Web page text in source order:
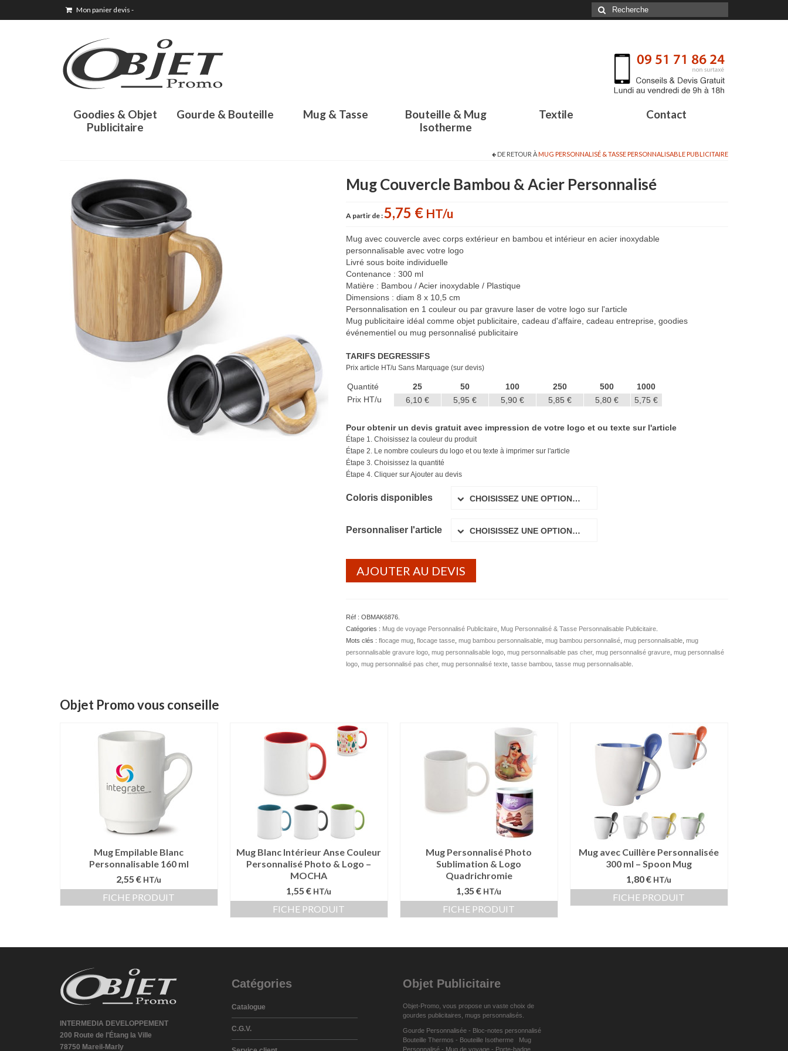
Mon panier devis -
Goodies & Objet
Publicitaire
Gourde & Bouteille Mug & Tasse
Bouteille & Mug
Isotherme
Textile Contact
DE RETOUR ÀMUG PERSONNALISÉ & TASSE PERSONNALISABLE PUBLICITAIRE
Mug Couvercle Bambou & Acier Personnalisé
A partir de :5,75 € HT/u
Mug avec couvercle avec corps extérieur en bambou et intérieur en acier inoxydable
personnalisable avec votre logo
Livré sous boite individuelle
Contenance : 300 ml
Matière : Bambou / Acier inoxydable / Plastique
Dimensions : diam 8 x 10,5 cm
Personnalisation en 1 couleur ou par gravure laser de votre logo sur l'article
Mug publicitaire idéal comme objet publicitaire, cadeau d'affaire, cadeau entreprise, goodies
événementiel ou mug personnalisé publicitaire
TARIFS DEGRESSIFS
Prix article HT/u Sans Marquage (sur devis)
Quantité 25 50 100 250 500
1000
Prix HT/u
6,10 € 5,95 € 5,90 € 5,85 € 5,80 € 5,75 €
Pour obtenir un devis gratuit avec impression de votre logo et ou texte sur l'article
Étape 1. Choisissez la couleur du produit
Étape 2. Le nombre couleurs du logo et ou texte à imprimer sur l'article
Étape 3. Choisissez la quantité
Étape 4. Cliquer sur Ajouter au devis
Coloris disponibles CHOISISSEZ UNE OPTION…
Personnaliser l'article CHOISISSEZ UNE OPTION…
AJOUTER AU DEVIS
Réf : OBMAK6876.
Catégories : Mug de voyage Personnalisé Publicitaire, Mug Personnalisé & Tasse Personnalisable Publicitaire.
Mots clés : flocage mug, flocage tasse, mug bambou personnalisable, mug bambou personnalisé, mug personnalisable, mug
personnalisable gravure logo, mug personnalisable logo, mug personnalisable pas cher, mug personnalisé gravure, mug personnalisé
logo, mug personnalisé pas cher, mug personnalisé texte, tasse bambou, tasse mug personnalisable.
Objet Promo vous conseille
Mug Empilable Blanc
Personnalisable 160 ml
2,55 € HT/u
FICHE PRODUIT
Mug Blanc Intérieur Anse Couleur
Personnalisé Photo & Logo –
MOCHA
1,55 € HT/u
FICHE PRODUIT
Mug Personnalisé Photo
Sublimation & Logo
Quadrichromie
1,35 € HT/u
FICHE PRODUIT
Mug avec Cuillère Personnalisée
300 ml – Spoon Mug
1,80 € HT/u
FICHE PRODUIT
INTERMEDIA DEVELOPPEMENT
200 Route de l'Étang la Ville
78750 Mareil-Marly
Catégories
Catalogue
C.G.V.
Objet Publicitaire
Objet-Promo, vous propose un vaste choix de
gourdes publicitaires
mugs personnalisés
Gourde Personnalisée - Bloc-notes personnalisé
Bouteille Thermos - Bouteille Isotherme
Mug
Personnalisé - Mug de voyage - Porte-badge